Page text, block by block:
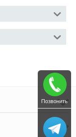
Позвонить